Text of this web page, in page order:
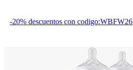
-20% descuentos con codigo:WBFW26